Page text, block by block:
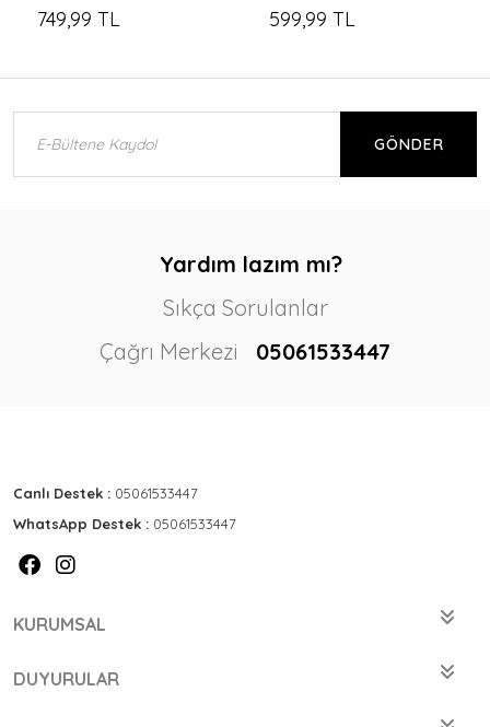
749,99 TL 599,99 TL
GÖNDER
Yardım lazım mı?
Sıkça Sorulanlar
Çağrı Merkezi
05061533447
Canlı Destek : 05061533447
WhatsApp Destek : 05061533447
KURUMSAL
DUYURULAR